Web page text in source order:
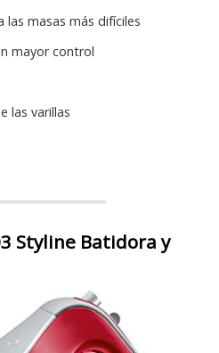
masas más difíciles
mayor control
las varillas
Styline Batidora y